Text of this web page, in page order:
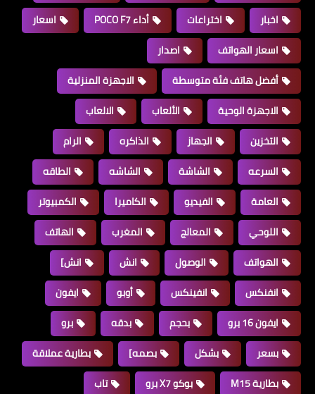
اخبار
اختراعات أداء POCO F7
اسعار
اسعار الهواتف
اصدار
أفضل هاتف فئة متوسطة
الاجهزة المنزلية
الاجهزة الوحية
الألعاب
الالعاب
التخزين
الجهاز الذاكره
الرام
السرعه
الشاشة الشاشه
الطاقه
العامة
الفيديو الكاميرا
الكمبيوتر
اللوحي
المعالج المغرب
الهاتف
الهواتف
الوصول انش
انش]
انفنكس
انفينكس أوبو
ايفون
ايفون 16 برو
بحجم بدقه
برو
بسعر
بشكل بصمه]
بطارية عملاقة
بطارية M15
بوكو X7 برو
تاب